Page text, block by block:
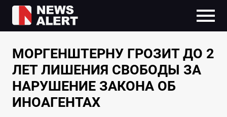
МОРГЕНШТЕРНУ ГРОЗИТ ДО 2
ЛЕТ ЛИШЕНИЯ СВОБОДЫ ЗА
НАРУШЕНИЕ ЗАКОНА ОБ
ИНОАГЕНТАХ